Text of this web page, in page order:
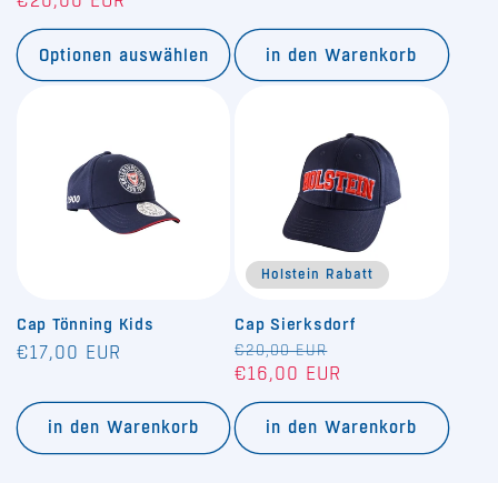
Preis
Optionen auswählen in den Warenkorb
Cap Tönning Kids
Normaler
€17,00 EUR
in den Warenkorb
Holstein Rabatt
Cap Sierksdorf
Normaler
Preis
€20,00 EUR
€16,00 EUR
in den Warenkorb